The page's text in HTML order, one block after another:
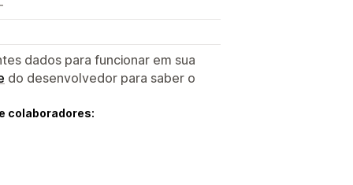
dados para funcionar em sua
do desenvolvedor para saber o
colaboradores: